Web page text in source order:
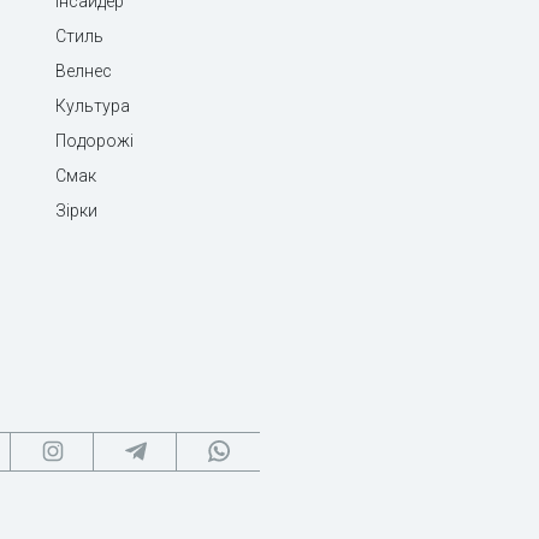
Стиль
Велнес
Культура
Подорожі
Смак
Зірки